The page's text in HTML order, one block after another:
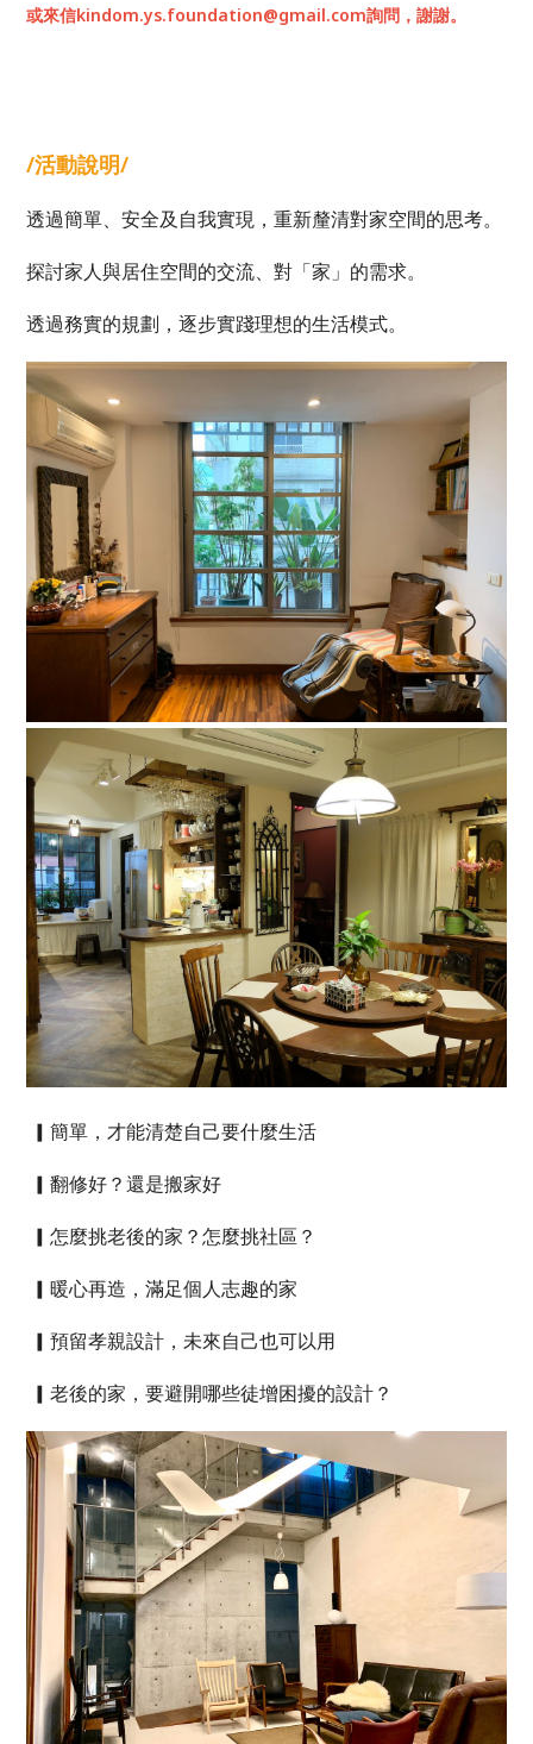
或來信kindom.ys.foundation@gmail.com詢問，謝謝。
/活動說明/
透過簡單、安全及自我實現，重新釐清對家空間的思考。
探討家人與居住空間的交流、對「家」的需求。
透過務實的規劃，逐步實踐理想的生活模式。
▎簡單，才能清楚自己要什麼生活
▎翻修好？還是搬家好
▎怎麼挑老後的家？怎麼挑社區？
▎暖心再造，滿足個人志趣的家
▎預留孝親設計，未來自己也可以用
▎老後的家，要避開哪些徒增困擾的設計？